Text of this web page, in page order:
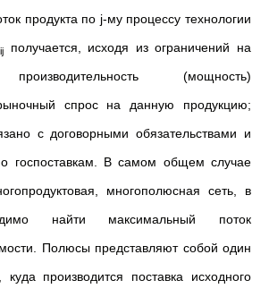
продукта по j-му процессу технологии
ij
получается, исходя из ограничений на
(мощность)
спрос на данную продукцию;
с договорными обязательствами и
госпоставкам. В самом общем случае
многополюсная сеть, в
найти максимальный поток
Полюсы представляют собой один
производится поставка исходного